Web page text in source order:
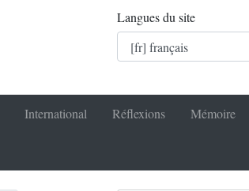
Langues du site
International Réflexions Mémoire